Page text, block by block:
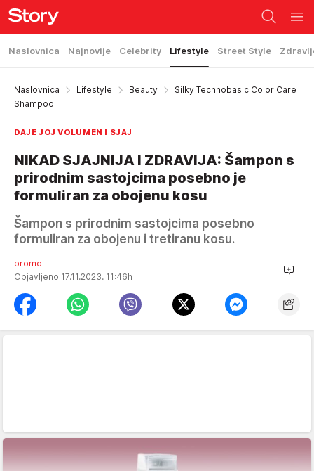
Naslovnica Najnovije Celebrity Lifestyle Street Style
Naslovnica Lifestyle Beauty
Silky Technobasic Color Care
Shampoo
DAJE JOJ VOLUMEN I SJAJ
NIKAD SJAJNIJA I ZDRAVIJA: Šampon s
prirodnim sastojcima posebno je
formuliran za obojenu kosu
Šampon s prirodnim sastojcima posebno
formuliran za obojenu i tretiranu kosu.
promo
Objavljeno 17.11.2023. 11:46h